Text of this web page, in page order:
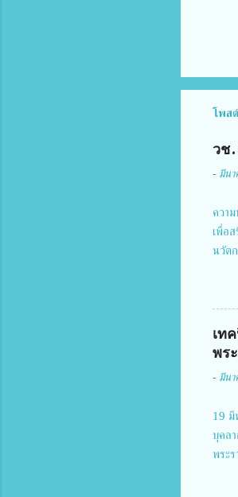
โพส
วช
- มีน
ควา
เพื่อ
นวัต
แม่
พิธีเ
จัย
มอ
สำคั
เท
พร
- มีน
19 มี
บุคล
พระ
กำ